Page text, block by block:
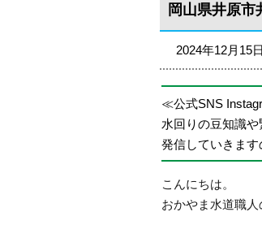
岡山県井原市
2024年12月15
≪公式SNS
水回りの豆知識
発信していきます
こんにちは。
おかやま水道職人